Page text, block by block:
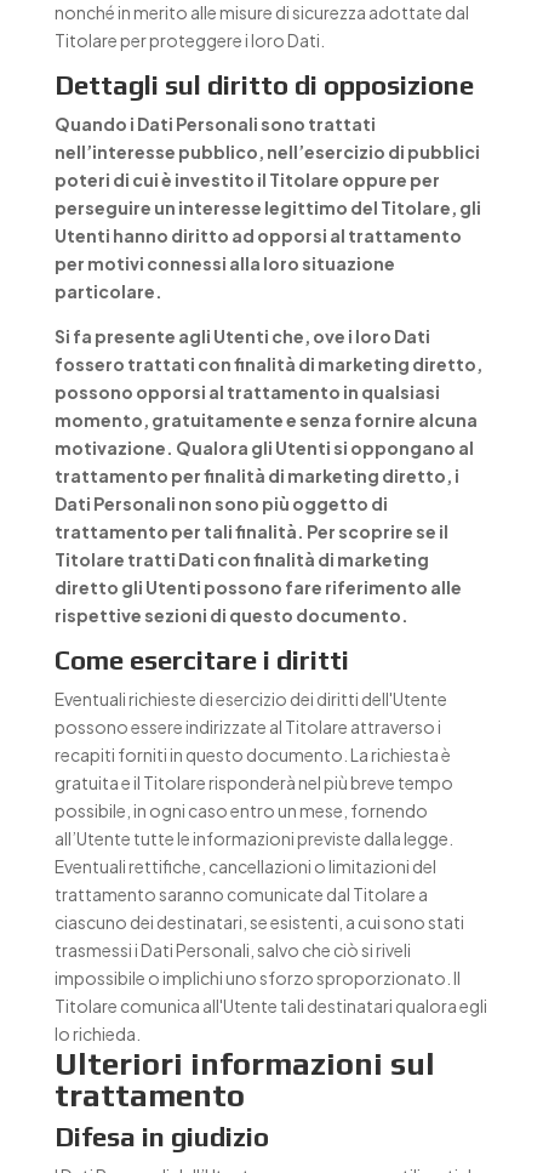
nonché in merito alle misure di sicurezza adottate dal
Titolare per proteggere i loro Dati.
Dettagli sul diritto di opposizione
Quando i Dati Personali sono trattati
nell’interesse pubblico, nell’esercizio di pubblici
poteri di cui è investito il Titolare oppure per
perseguire un interesse legittimo del Titolare, gli
Utenti hanno diritto ad opporsi al trattamento
per motivi connessi alla loro situazione
particolare.
Si fa presente agli Utenti che, ove i loro Dati
fossero trattati con finalità di marketing diretto,
possono opporsi al trattamento in qualsiasi
momento, gratuitamente e senza fornire alcuna
motivazione. Qualora gli Utenti si oppongano al
trattamento per finalità di marketing diretto, i
Dati Personali non sono più oggetto di
trattamento per tali finalità. Per scoprire se il
Titolare tratti Dati con finalità di marketing
diretto gli Utenti possono fare riferimento alle
rispettive sezioni di questo documento.
Come esercitare i diritti
Eventuali richieste di esercizio dei diritti dell'Utente
possono essere indirizzate al Titolare attraverso i
recapiti forniti in questo documento. La richiesta è
gratuita e il Titolare risponderà nel più breve tempo
possibile, in ogni caso entro un mese, fornendo
all’Utente tutte le informazioni previste dalla legge.
Eventuali rettifiche, cancellazioni o limitazioni del
trattamento saranno comunicate dal Titolare a
ciascuno dei destinatari, se esistenti, a cui sono stati
trasmessi i Dati Personali, salvo che ciò si riveli
impossibile o implichi uno sforzo sproporzionato. Il
Titolare comunica all'Utente tali destinatari qualora egli
lo richieda.
Ulteriori informazioni sul
trattamento
Difesa in giudizio